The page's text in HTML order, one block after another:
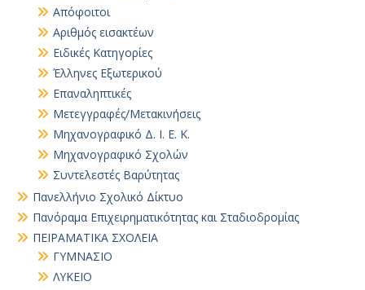
Απόφοιτοι
Αριθμός εισακτέων
Ειδικές Κατηγορίες
Έλληνες Εξωτερικού
Επαναληπτικές
Μετεγγραφές/Μετακινήσεις
Μηχανογραφικό Δ. Ι. Ε. Κ.
Μηχανογραφικό Σχολών
Συντελεστές Βαρύτητας
Πανελλήνιο Σχολικό Δίκτυο
Πανόραμα Επιχειρηματικότητας και Σταδιοδρομίας
ΠΕΙΡΑΜΑΤΙΚΑ ΣΧΟΛΕΙΑ
ΓΥΜΝΑΣΙΟ
ΛΥΚΕΙΟ